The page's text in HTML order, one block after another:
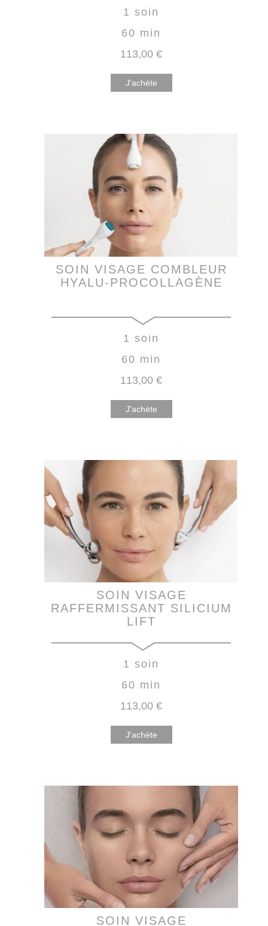
1 soin
60 min
113,00 €
J'achète
SOIN VISAGE COMBLEUR
HYALU-PROCOLLAGÈNE
1 soin
60 min
113,00 €
J'achète
SOIN VISAGE
RAFFERMISSANT SILICIUM
LIFT
1 soin
60 min
113,00 €
J'achète
SOIN VISAGE